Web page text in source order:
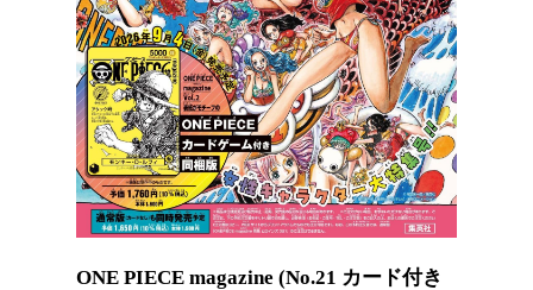
ONE PIECE magazine (No.21 カード付き